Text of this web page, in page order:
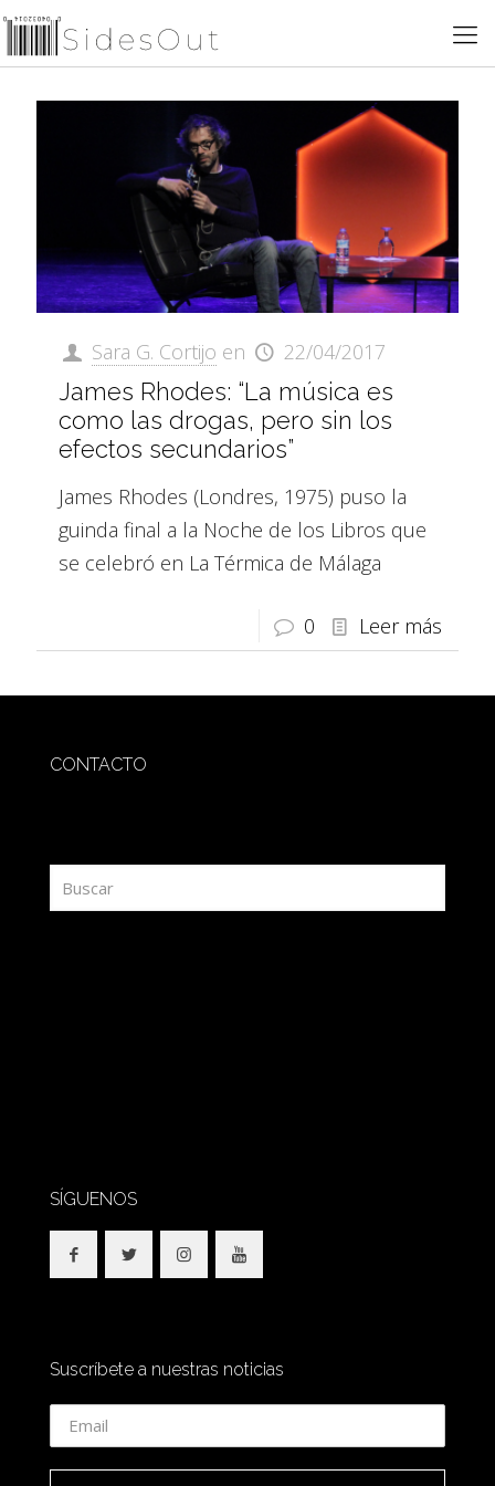
Sara G. Cortijo en 22/04/2017
James Rhodes: “La música es
como las drogas, pero sin los
efectos secundarios”
James Rhodes (Londres, 1975) puso la
guinda final a la Noche de los Libros que
se celebró en La Térmica de Málaga
0 Leer más
CONTACTO
SÍGUENOS
Suscríbete a nuestras noticias